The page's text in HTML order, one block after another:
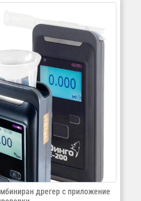
дрегер с приложение